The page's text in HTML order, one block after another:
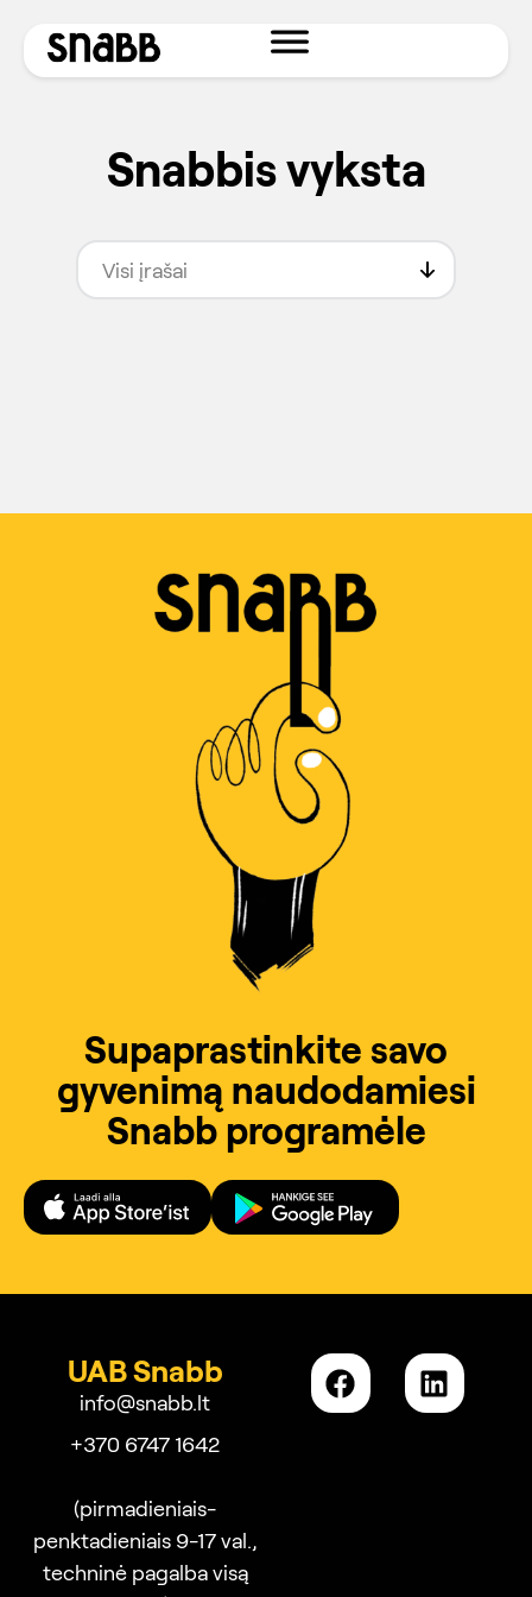
Snabbis vyksta
Visi įrašai
Supaprastinkite savo
gyvenimą naudodamiesi
Snabb programėle
UAB Snabb
info@snabb.lt
+370 6747 1642
(pirmadieniais-
penktadieniais 9-17 val.,
techninė pagalba visą